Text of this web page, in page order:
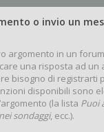
o invio un
argomento in un
una risposta ad un
bisogno di registrarti
disponibili sono
(la lista Puoi
sondaggi, ecc.).